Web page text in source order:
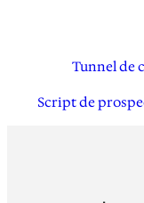
Tunnel de
Script de